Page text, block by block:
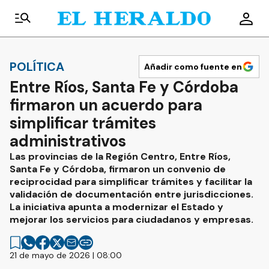
POLÍTICA Añadir como fuente en
Entre Ríos, Santa Fe y Córdoba
firmaron un acuerdo para
simplificar trámites
administrativos
Las provincias de la Región Centro, Entre Ríos,
Santa Fe y Córdoba, firmaron un convenio de
reciprocidad para simplificar trámites y facilitar la
validación de documentación entre jurisdicciones.
La iniciativa apunta a modernizar el Estado y
mejorar los servicios para ciudadanos y empresas.
21 de mayo de 2026 | 08:00